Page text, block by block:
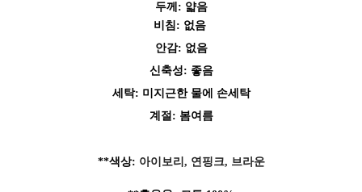
두께: 얇음
비 침: 없음
안감: 없음
신축성: 좋음
세탁: 미지근한 물에 손세탁
계절: 봄여름
**색상: 아이보리, 연핑크, 브라운